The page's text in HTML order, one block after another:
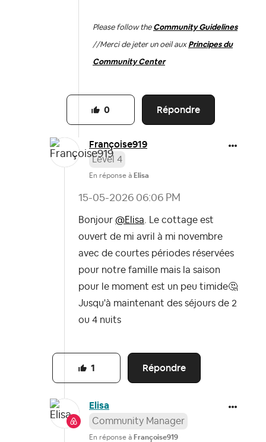
Please follow the Community Guidelines
//Merci de jeter un oeil aux Principes du
Community Center
Répondre
0
Françoise919
Level 4
En réponse à Elisa
‎15-05-2026 06:06 PM
Bonjour @Elisa . Le cottage est
ouvert de mi avril à mi novembre
avec de courtes périodes réservées
pour notre famille mais la saison
pour le moment est un peu timide🤔
Jusqu'à maintenant des séjours de 2
ou 4 nuits
Répondre
1
Elisa
Community Manager
En réponse à Françoise919